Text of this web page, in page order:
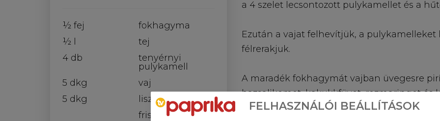
½ fej
fokhagyma
½ l
tej
4 db
tenyérnyi
pulykamell
5 dkg
vaj
5 dkg
liszt
friss rozmaring
a 4 szelet lecsontozott pulykamellet és a
Ezután a vajat felhevítjük, a
félrerakjuk.
A maradék fokhagymát vajban üvegesre
bazsalikomot, kakukkfüvet, rozmaringot és
percig pirítjuk.
FELHASZNÁLÓI BEÁLLÍTÁSOK